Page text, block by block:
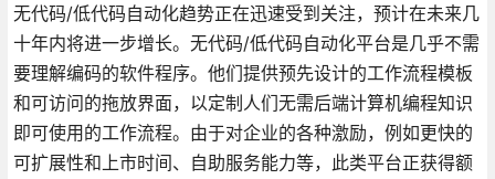
无代码/低代码自动化趋势正在迅速受到关注，预计在未来几
十年内将进一步增长。无代码/低代码自动化平台是几乎不需
要理解编码的软件程序。他们提供预先设计的工作流程模板
和可访问的拖放界面，以定制人们无需后端计算机编程知识
即可使用的工作流程。由于对企业的各种激励，例如更快的
可扩展性和上市时间、自助服务能力等，此类平台正获得额